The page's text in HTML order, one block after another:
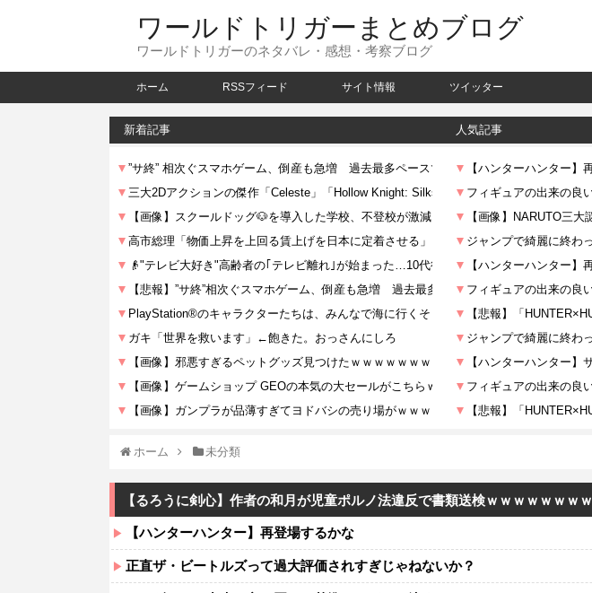
ワールドトリガーまとめブログ
ワールドトリガーのネタバレ・感想・考察ブログ
ホーム RSSフィード サイト情報 ツイッター
新着記事 人気記事
ホーム 未分類
【るろうに剣心】作者の和月が児童ポルノ法違反で書類送検ｗｗｗｗｗｗｗｗ
【ハンターハンター】再登場するかな
正直ザ・ビートルズって過大評価されすぎじゃねないか？